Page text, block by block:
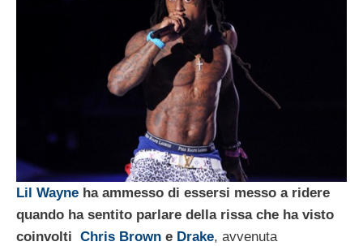
Lil Wayne ha ammesso di essersi messo a ridere
quando ha sentito parlare della rissa che ha visto
coinvolti Chris Brown e Drake, avvenuta